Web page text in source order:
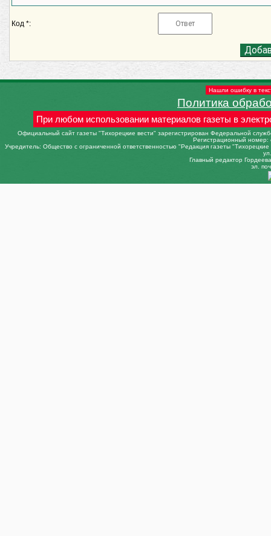
Код *:
Нашли ошибку в
Политика
При любом использовании материалов газеты в
Официальный сайт газеты "Тихорецкие вести" зарегистрирован Федеральной
Регистрационный
Учредитель: Общество с ограниченной ответственностью "Редакция газеты
Главный редактор
эл.